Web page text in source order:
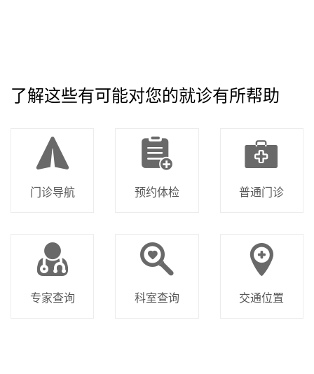
了解这些有可能对您的就诊有所帮助
门诊导航 预约体检 普通门诊
专家查询 科室查询 交通位置